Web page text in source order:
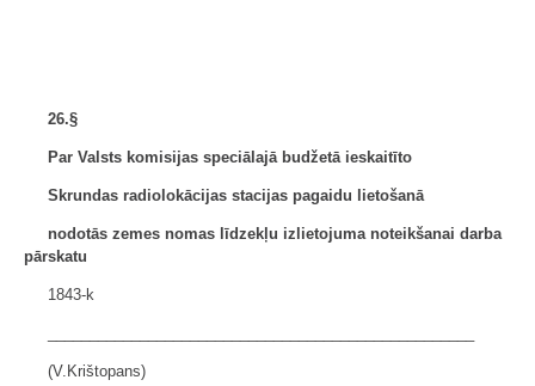
26.§
Par Valsts komisijas speciālajā budžetā ieskaitīto
Skrundas radiolokācijas stacijas pagaidu lietošanā
nodotās zemes nomas līdzekļu izlietojuma noteikšanai darba
pārskatu
1843-k
(V.Krištopans)